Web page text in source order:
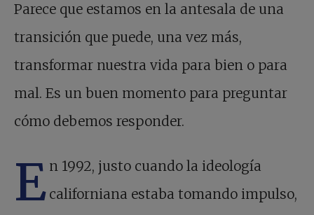
Parece que estamos en la antesala de una
transición que puede, una vez más,
transformar nuestra vida para bien o para
mal. Es un buen momento para preguntar
cómo debemos responder.
E n 1992, justo cuando la ideología
californiana estaba tomando impulso,